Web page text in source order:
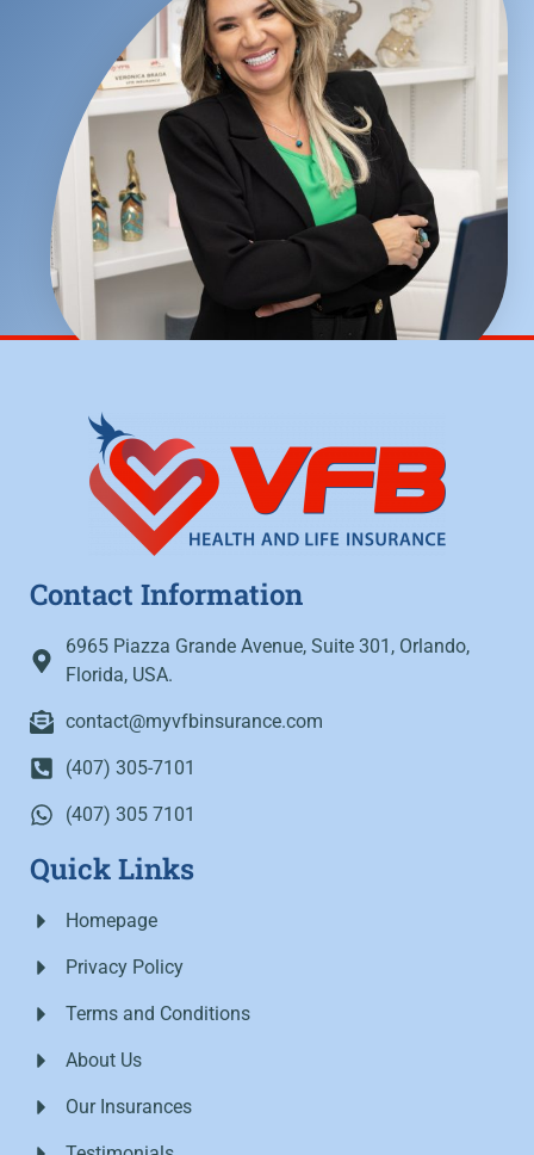
Contact Information
6965 Piazza Grande Avenue, Suite 301, Orlando,
Florida, USA.
contact@myvfbinsurance.com
(407) 305-7101
(407) 305 7101
Quick Links
Homepage
Privacy Policy
Terms and Conditions
About Us
Our Insurances